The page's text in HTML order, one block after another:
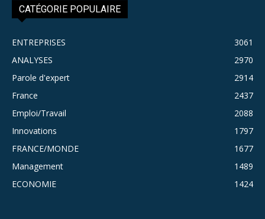
CATÉGORIE POPULAIRE
ENTREPRISES
3061
ANALYSES
2970
Parole d'expert
2914
France
2437
Emploi/Travail
2088
Innovations
1797
FRANCE/MONDE
1677
Management
1489
ECONOMIE
1424